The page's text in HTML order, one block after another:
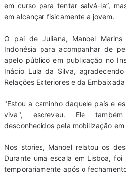
em curso para tentar salvá-la”,
em alcançar fisicamente a jovem.
O pai de Juliana, Manoel
Indonésia para acompanhar de
apelo público em publicação no
Inácio Lula da Silva,
Relações Exteriores e da
"Estou a caminho daquele país e
viva", escreveu. Ele
desconhecidos pela mobilização
Nos stories, Manoel relatou os
Durante uma escala em Lisboa,
temporariamente após o